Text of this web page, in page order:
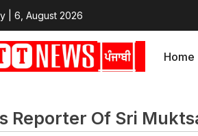
| 6, August 2026
Home
Reporter Of Sri